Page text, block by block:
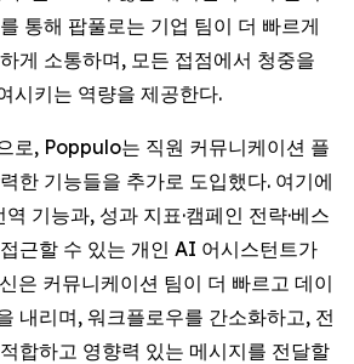
통해 팝풀로는 기업 팀이 더 빠르게
게 소통하며, 모든 접점에서 청중을
시키는 역량을 제공한다.
로, Poppulo는 직원 커뮤니케이션 플
한 기능들을 추가로 도입했다. 여기에
기능과, 성과 지표·캠페인 전략·베스
근할 수 있는 개인 AI 어시스턴트가
은 커뮤니케이션 팀이 더 빠르고 데이
내리며, 워크플로우를 간소화하고, 전
합하고 영향력 있는 메시지를 전달할